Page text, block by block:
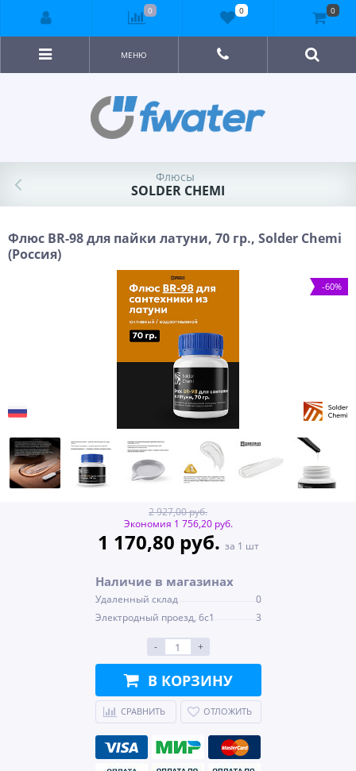
МЕНЮ
Флюсы
SOLDER CHEMI
Флюс BR-98 для пайки латуни, 70 гр., Solder Chemi
(Россия)
-60%
2 927,00 руб.
Экономия 1 756,20 руб.
1 170,80 руб. за 1 шт
Наличие в магазинах
Удаленный склад
0
Электродный проезд, 6с1
3
- +
В КОРЗИНУ
СРАВНИТЬ ОТЛОЖИТЬ
0 0 0